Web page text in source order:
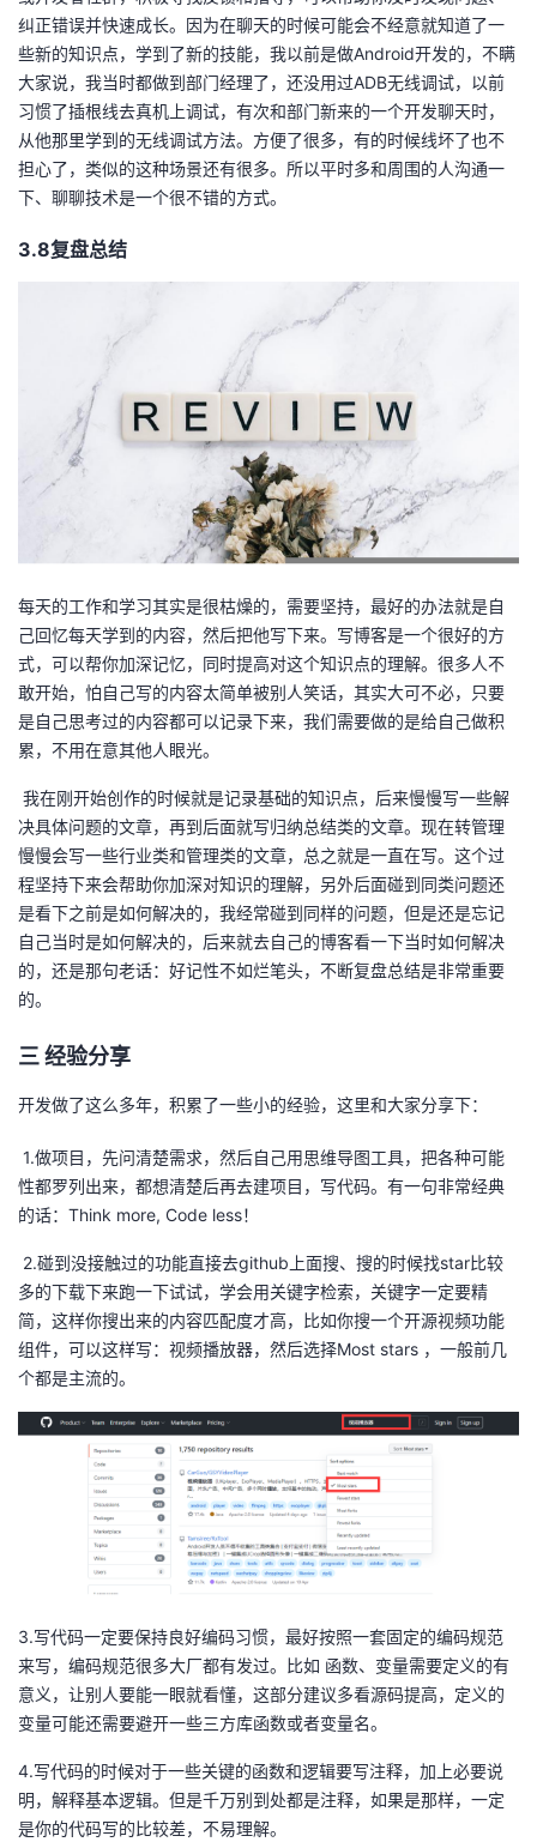
纠正错误并快速成长。因为在聊天的时候可能会不经意就知道了一
些新的知识点，学到了新的技能，我以前是做Android开发的，不瞒
大家说，我当时都做到部门经理了，还没用过ADB无线调试，以前
习惯了插根线去真机上调试，有次和部门新来的一个开发聊天时，
从他那里学到的无线调试方法。方便了很多，有的时候线坏了也不
担心了，类似的这种场景还有很多。所以平时多和周围的人沟通一
下、聊聊技术是一个很不错的方式。
3.8复盘总结
每天的工作和学习其实是很枯燥的，需要坚持，最好的办法就是自
己回忆每天学到的内容，然后把他写下来。写博客是一个很好的方
式，可以帮你加深记忆，同时提高对这个知识点的理解。很多人不
敢开始，怕自己写的内容太简单被别人笑话，其实大可不必，只要
是自己思考过的内容都可以记录下来，我们需要做的是给自己做积
累，不用在意其他人眼光。
我在刚开始创作的时候就是记录基础的知识点，后来慢慢写一些解
决具体问题的文章，再到后面就写归纳总结类的文章。现在转管理
慢慢会写一些行业类和管理类的文章，总之就是一直在写。这个过
程坚持下来会帮助你加深对知识的理解，另外后面碰到同类问题还
是看下之前是如何解决的，我经常碰到同样的问题，但是还是忘记
自己当时是如何解决的，后来就去自己的博客看一下当时如何解决
的，还是那句老话：好记性不如烂笔头，不断复盘总结是非常重要
的。
三经验分享
开发做了这么多年，积累了一些小的经验，这里和大家分享下：
1.做项目，先问清楚需求，然后自己用思维导图工具，把各种可能
性都罗列出来，都想清楚后再去建项目，写代码。有一句非常经典
的话：Think more, Code less！
2.碰到没接触过的功能直接去github上面搜、搜的时候找star比较
多的下载下来跑一下试试，学会用关键字检索，关键字一定要精
简，这样你搜出来的内容匹配度才高，比如你搜一个开源视频功能
组件，可以这样写：视频播放器，然后选择Most stars ，一般前几
个都是主流的。
3.写代码一定要保持良好编码习惯，最好按照一套固定的编码规范
来写，编码规范很多大厂都有发过。比如 函数、变量需要定义的有
意义，让别人要能一眼就看懂，这部分建议多看源码提高，定义的
变量可能还需要避开一些三方库函数或者变量名。
4.写代码的时候对于一些关键的函数和逻辑要写注释，加上必要说
明，解释基本逻辑。但是千万别到处都是注释，如果是那样，一定
是你的代码写的比较差，不易理解。